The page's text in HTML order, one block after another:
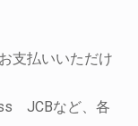
支払いいただけ
JCBなど、各